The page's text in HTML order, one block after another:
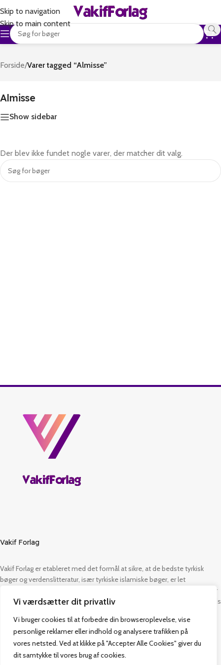
Vi værdsætter dit privatliv
Vi bruger cookies til at forbedre din browseroplevelse, vise
personlige reklamer eller indhold og analysere trafikken på
vores netsted. Ved at klikke på "Accepter Alle Cookies" giver du
dit samtykke til vores brug af cookies.
Skip to navigation
Skip to main content
Forside/Varer tagged “Almisse”
Almisse
Show sidebar
Der blev ikke fundet nogle varer, der matcher dit valg.
Vakif Forlag
Vakif Forlag er etableret med det formål at sikre, at de bedste tyrkisk
bøger og verdenslitteratur, især tyrkiske islamiske bøger, er let
tilgængelige fra Danmark. Det har også fastlagt at udgive islamiske bøger
på dansk som sit hovedmål. Vi er sikre på, at Dansk Tyrkisk Religiøs Fonds
denne tillid med dig.